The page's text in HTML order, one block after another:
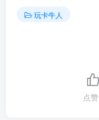
玩卡牛人
点赞